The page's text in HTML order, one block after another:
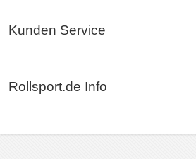
Kunden Service
Rollsport.de Info